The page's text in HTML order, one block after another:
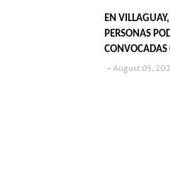
EN
PERSONAS
CONVOCADAS
POPULARES
August 05,